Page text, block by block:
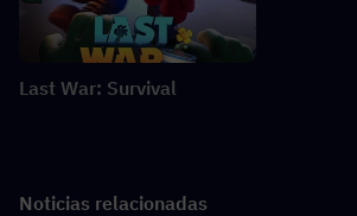
Last War: Survival
Noticias relacionadas